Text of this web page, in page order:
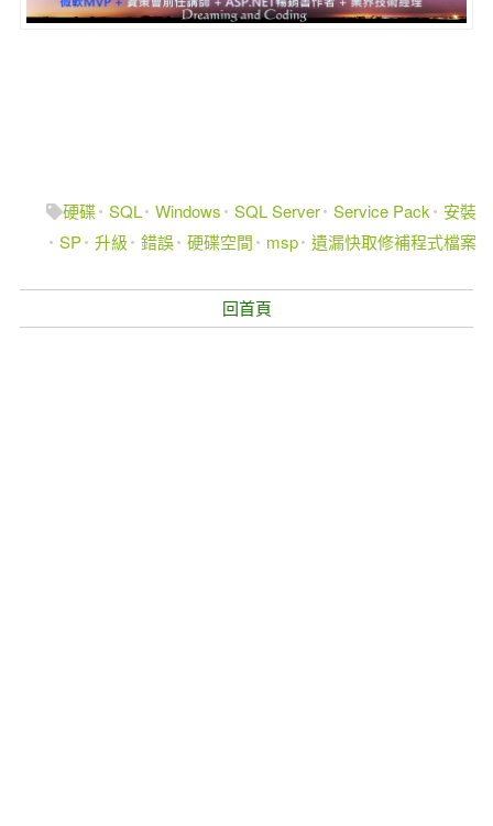
硬碟 SQL Windows SQL Server Service Pack
安裝
SP 升級 錯誤 硬碟空間 msp 遺漏快取修補程式檔案
回首頁